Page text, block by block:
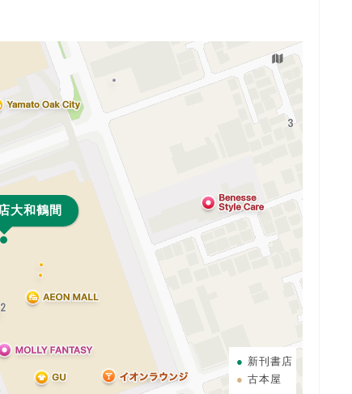
大和鶴間
新刊書店
古本屋